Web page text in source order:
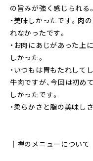
の旨みが強く感じられる。
・美味しかったです。肉
れなかったです。
・お肉にあじがあった上
しかった。
・いつもは胃もたれして
牛肉ですが、今回は初め
しかったです。
・柔らかさと脂の美味し
｜禅のメニューについて